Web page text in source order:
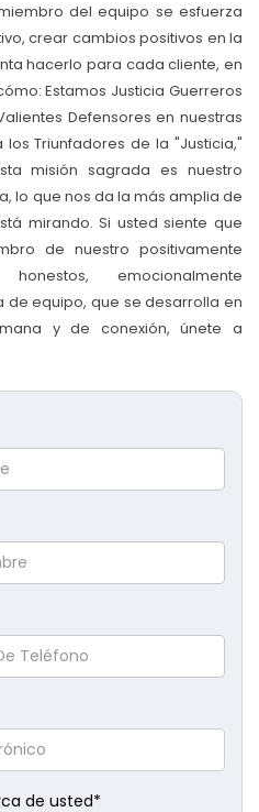
del equipo se esfuerza
crear cambios positivos en la
hacerlo para cada cliente, en
Estamos Justicia Guerreros
Defensores en nuestras
Triunfadores de la "Justicia,"
misión sagrada es nuestro
lo que nos da la más amplia de
mirando. Si usted siente que
de nuestro positivamente
emocionalmente
de equipo, que se desarrolla en
y de conexión, únete a
de usted*